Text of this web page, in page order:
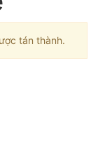
tán thành.